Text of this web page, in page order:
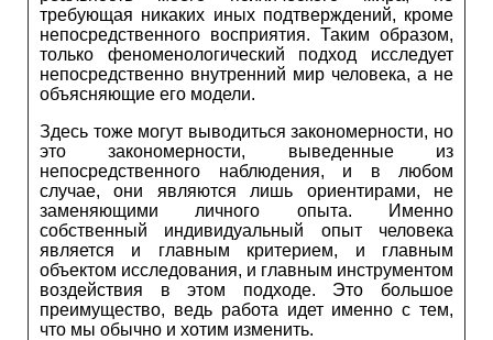
требующая никаких иных подтверждений, кроме
непосредственного восприятия. Таким образом,
только феноменологический подход исследует
непосредственно внутренний мир человека, а не
объясняющие его модели.
Здесь тоже могут выводиться закономерности, но
это закономерности, выведенные из
непосредственного наблюдения, и в любом
случае, они являются лишь ориентирами, не
заменяющими личного опыта. Именно
собственный индивидуальный опыт человека
является и главным критерием, и главным
объектом исследования, и главным инструментом
воздействия в этом подходе. Это большое
преимущество, ведь работа идет именно с тем,
что мы обычно и хотим изменить.